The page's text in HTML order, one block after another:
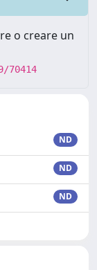
o creare un
70414
ND
ND
ND